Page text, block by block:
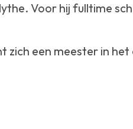
Voor hij fulltime
zich een meester in